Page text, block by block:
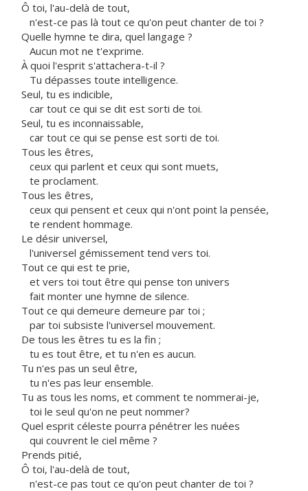
Ô toi, l'au-delà de tout,
n'est-ce pas là tout ce qu'on peut chanter de toi ?
Quelle hymne te dira, quel langage ?
Aucun mot ne t'exprime.
À quoi l'esprit s'attachera-t-il ?
Tu dépasses toute intelligence.
Seul, tu es indicible,
car tout ce qui se dit est sorti de toi.
Seul, tu es inconnaissable,
car tout ce qui se pense est sorti de toi.
Tous les êtres,
ceux qui parlent et ceux qui sont muets,
te proclament.
Tous les êtres,
ceux qui pensent et ceux qui n'ont point la pensée,
te rendent hommage.
Le désir universel,
l'universel gémissement tend vers toi.
Tout ce qui est te prie,
et vers toi tout être qui pense ton univers
fait monter une hymne de silence.
Tout ce qui demeure demeure par toi ;
par toi subsiste l'universel mouvement.
De tous les êtres tu es la fin ;
tu es tout être, et tu n'en es aucun.
Tu n'es pas un seul être,
tu n'es pas leur ensemble.
Tu as tous les noms, et comment te nommerai-je,
toi le seul qu'on ne peut nommer?
Quel esprit céleste pourra pénétrer les nuées
qui couvrent le ciel même ?
Prends pitié,
Ô toi, l'au-delà de tout,
n'est-ce pas tout ce qu'on peut chanter de toi ?